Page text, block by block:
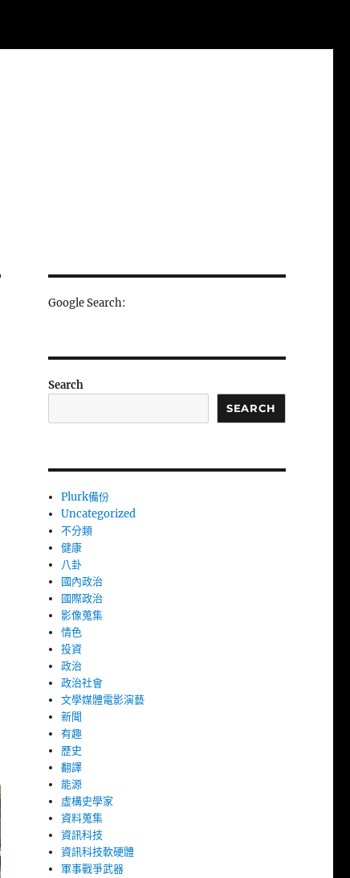
Google Search:
Search
SEARCH
Plurk備份
Uncategorized
不分類
健康
八卦
國內政治
國際政治
影像蒐集
情色
投資
政治
政治社會
文學媒體電影演藝
新聞
有趣
歷史
翻譯
能源
虛構史學家
資料蒐集
資訊科技
資訊科技軟硬體
軍事戰爭武器